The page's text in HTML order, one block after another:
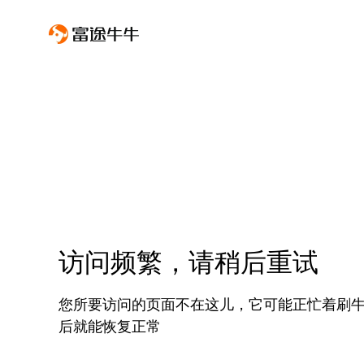
访问频繁，请稍后重试
您所要访问的页面不在这儿，它可能正忙着刷
后就能恢复正常